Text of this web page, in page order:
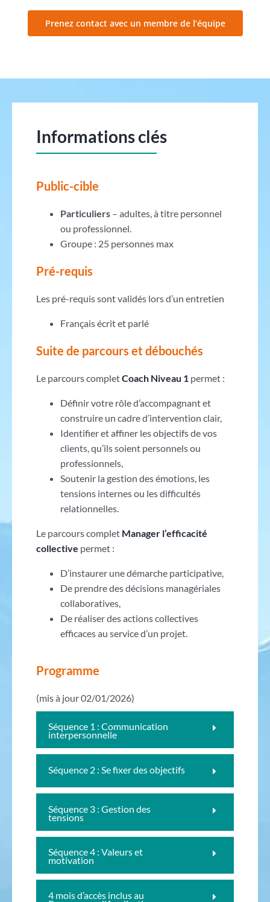
Prenez contact avec un membre de l’équipe
Informations clés
Public-cible
Particuliers– adultes, à titre personnel
ou professionnel.
Groupe : 25 personnes max
Pré-requis
Les pré-requis sont validés lors d’un entretien
Français écrit et parlé
Suite de parcours et débouchés
Le parcours completCoach Niveau 1 permet :
Définir votre rôle d’accompagnant et
construire un cadre d’intervention clair,
Identifier et affiner les objectifs de vos
clients, qu’ils soient personnels ou
professionnels,
Soutenir la gestion des émotions, les
tensions internes ou les difficultés
relationnelles.
Le parcours complet Manager l’efficacité
collective permet :
D’instaurer une démarche participative,
De prendre des décisions managériales
collaboratives,
De réaliser des actions collectives
efficaces au service d’un projet.
Programme
(mis à jour 02/01/2026)
Séquence 1 : Communication
interpersonnelle
Séquence 2 : Se fixer des objectifs
Séquence 3 : Gestion des
tensions
Séquence 4 : Valeurs et
motivation
4 mois d’accès inclus au